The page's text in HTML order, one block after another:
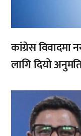
कांग्रेस विवादमा
लागि दियो